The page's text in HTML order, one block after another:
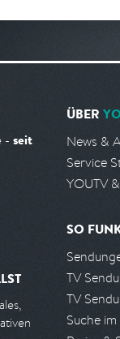
- seit
ÜBER
News &
Service
YOUTV
SO
TV
TV
Suche